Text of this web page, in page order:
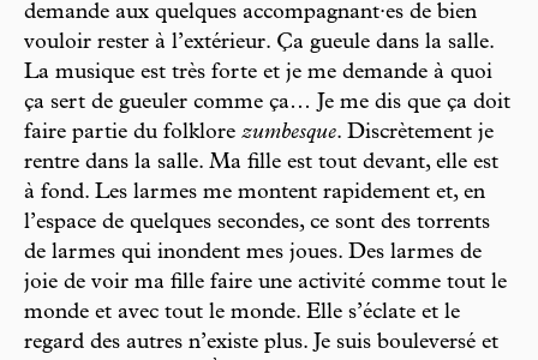
demande aux quelques accompagnant·es de bien
vouloir rester à l’extérieur. Ça gueule dans la salle.
La musique est très forte et je me demande à quoi
ça sert de gueuler comme ça… Je me dis que ça doit
faire partie du folklore zumbesque. Discrètement je
rentre dans la salle. Ma fille est tout devant, elle est
à fond. Les larmes me montent rapidement et, en
l’espace de quelques secondes, ce sont des torrents
de larmes qui inondent mes joues. Des larmes de
joie de voir ma fille faire une activité comme tout le
monde et avec tout le monde. Elle s’éclate et le
regard des autres n’existe plus. Je suis bouleversé et